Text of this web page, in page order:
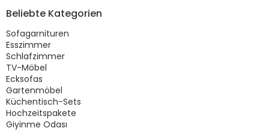
Beliebte Kategorien
Sofagarnituren
Esszimmer
Schlafzimmer
TV-Möbel
Ecksofas
Gartenmöbel
Küchentisch-Sets
Hochzeitspakete
Giyinme Odası